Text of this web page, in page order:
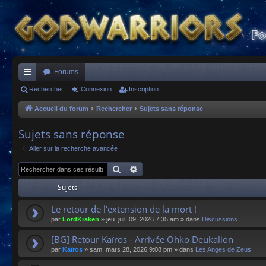
ac
co
s
Forums
Rechercher Connexion Inscription
Accueil du forum Rechercher Sujets sans réponse
Sujets sans réponse
Aller sur la recherche avancée
Rechercher
Sujets
Le retour de l'extension de la mort !
par LordKraken » jeu. juil. 09, 2026 7:35 am » dans Discussions
[BG] Retour Kaïros - Arrivée Ohko Deukalion
par Kaïros » sam. mars 28, 2026 9:08 pm » dans Les Anges de Zeus